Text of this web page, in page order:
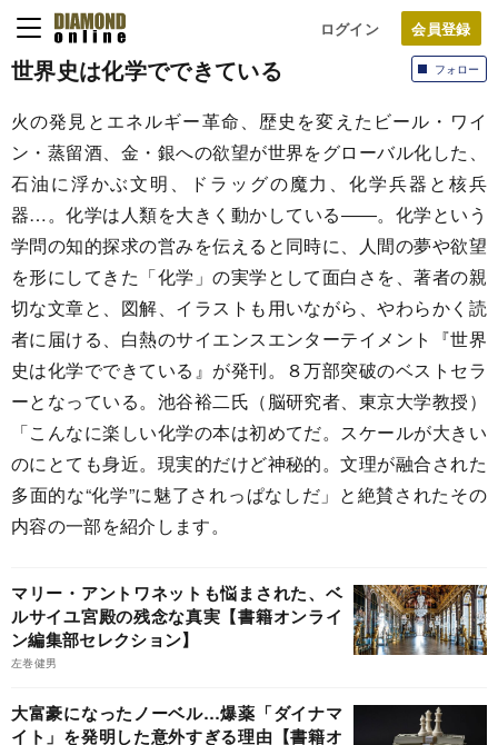
ログイン
フォロー
世界史は化学でできている
火の発見とエネルギー革命、歴史を変えたビール・ワイ
ン・蒸留酒、金・銀への欲望が世界をグローバル化した、
石油に浮かぶ文明、ドラッグの魔力、化学兵器と核兵
器…。化学は人類を大きく動かしている――。化学という
学問の知的探求の営みを伝えると同時に、人間の夢や欲望
を形にしてきた「化学」の実学として面白さを、著者の親
切な文章と、図解、イラストも用いながら、やわらかく読
者に届ける、白熱のサイエンスエンターテイメント『世界
史は化学でできている』が発刊。８万部突破のベストセラ
ーとなっている。池谷裕二氏（脳研究者、東京大学教授）
「こんなに楽しい化学の本は初めてだ。スケールが大きい
のにとても身近。現実的だけど神秘的。文理が融合された
多面的な“化学”に魅了されっぱなしだ」と絶賛されたその
内容の一部を紹介します。
マリー・アントワネットも悩まされた、ベ
ルサイユ宮殿の残念な真実【書籍オンライ
ン編集部セレクション】
左巻健男
大富豪になったノーベル…爆薬「ダイナマ
イト」を発明した意外すぎる理由【書籍オ